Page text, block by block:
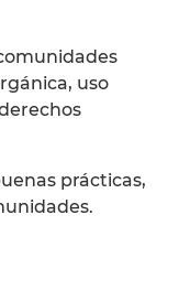
uso
prácticas,